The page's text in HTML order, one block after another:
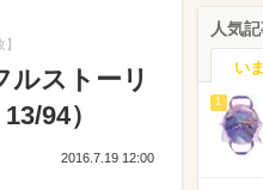
ルストーリ
94）
2016.7.19 12:00
人気
い
1